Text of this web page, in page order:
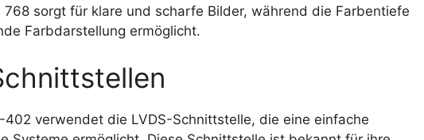
sorgt für klare und scharfe Bilder, während die Farbentiefe
Farbdarstellung ermöglicht.
402 verwendet die LVDS-Schnittstelle, die eine einfache